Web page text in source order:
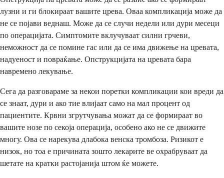
лузни и ги блокираат вашите црева. Оваа компликација може да
не се појави веднаш. Може да се случи недели или дури месеци
по операцијата. Симптомите вклучуваат силни грчеви,
неможност да се помине гас или да се има движење на цревата,
надуеност и повраќање. Опструкцијата на цревата бара
навремено лекување.
Сега да разговараме за некои поретки компликации кои вреди да
се знаат, дури и ако тие влијаат само на мал процент од
пациентите. Крвни згрутчувања можат да се формираат во
вашите нозе по секоја операција, особено ако не се движите
многу. Ова се нарекува длабока венска тромбоза. Ризикот е
низок, но тоа е причината зошто лекарите ве охрабруваат да
шетате на кратки растојанија штом ќе можете.